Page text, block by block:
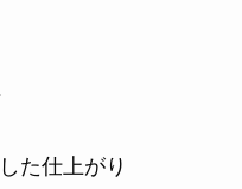
た仕上がり